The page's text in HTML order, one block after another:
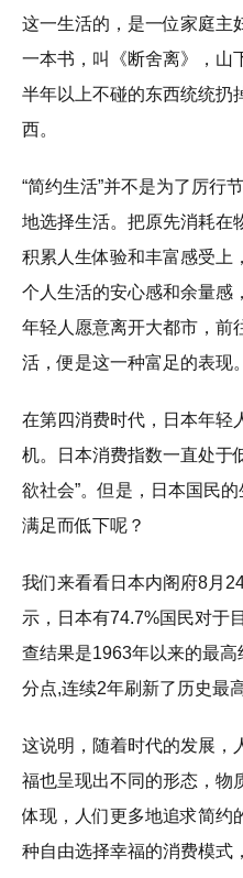
这一生活的，是一位家庭主
一本书，叫《断舍离》，山
半年以上不碰的东西统统扔
西。
“简约生活”并不是为了厉行
地选择生活。把原先消耗在
积累人生体验和丰富感受上
个人生活的安心感和余量感
年轻人愿意离开大都市，前
活，便是这一种富足的表现。
在第四消费时代，日本年轻
机。日本消费指数一直处于
欲社会”。但是，日本国民
满足而低下呢？
我们来看看日本内阁府8月
示，日本有74.7%国民对于
查结果是1963年以来的最
分点,连续2年刷新了历史最
这说明，随着时代的发展，
福也呈现出不同的形态，物
体现，人们更多地追求简约
种自由选择幸福的消费模式